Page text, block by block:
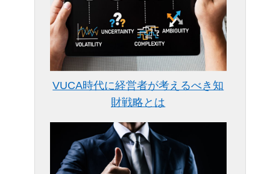
VUCA時代に経営者が考えるべき知
財戦略とは